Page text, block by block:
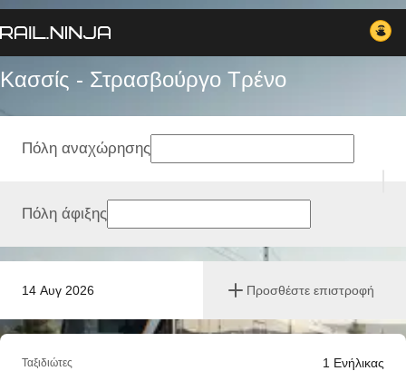
Κασσίς - Στρασβούργο Tρένο
14 Αυγ 2026 Προσθέστε επιστροφή
Πόλη αναχώρησης
Πόλη άφιξης
Ταξιδιώτες 1 Ενήλικας